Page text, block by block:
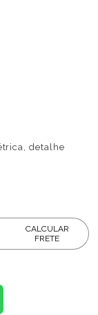
detalhe
CALCULAR
FRETE